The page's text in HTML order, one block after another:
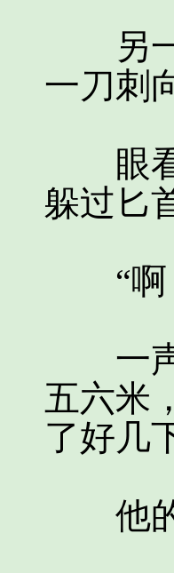
另一
一刀刺
眼看
躲过匕
“啊
一声
五六米
了好几
他的